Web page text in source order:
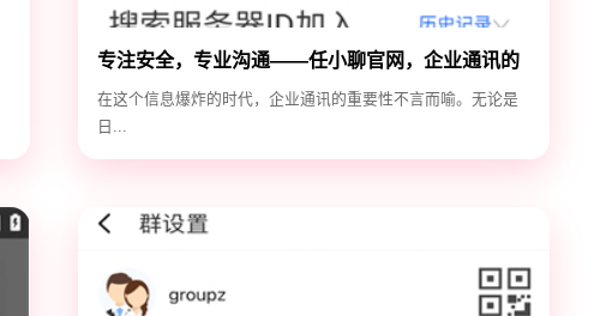
专注安全，专业沟通——任小聊官网，企业通讯的
安全守护神
在这个信息爆炸的时代，企业通讯的重要性不言而喻。无论是
日...